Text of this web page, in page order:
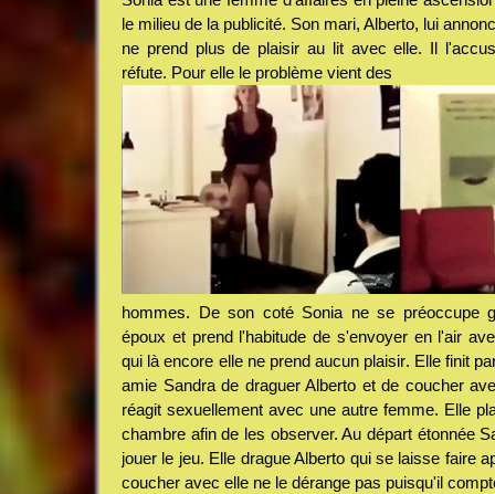
le milieu de la publicité. Son mari, Alberto, lui
ne prend plus de plaisir au lit avec elle. Il
réfute. Pour elle le problème vient des
hommes. De son coté Sonia ne se préoccupe
époux et prend l'habitude de s'envoyer en l'air
qui là encore elle ne prend aucun plaisir. Elle finit
amie Sandra de draguer Alberto et de coucher
réagit sexuellement avec une autre femme. Elle
chambre afin de les observer. Au départ étonnée
jouer le jeu. Elle drague Alberto qui se laisse faire
coucher avec elle ne le dérange pas puisqu'il